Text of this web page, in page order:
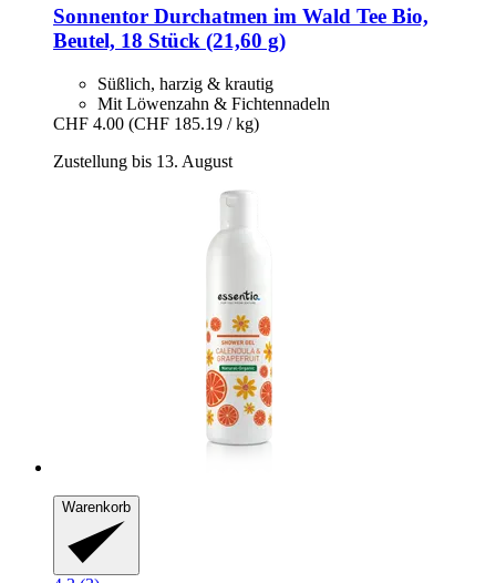
Sonnentor Durchatmen im Wald Tee Bio,
Beutel, 18 Stück (21,60 g)
Süßlich, harzig & krautig
Mit Löwenzahn & Fichtennadeln
CHF 4.00 (CHF 185.19 / kg)
Zustellung bis 13. August
Warenkorb